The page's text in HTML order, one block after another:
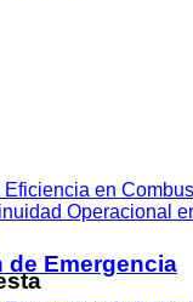
de Emergencia
en
Operacional